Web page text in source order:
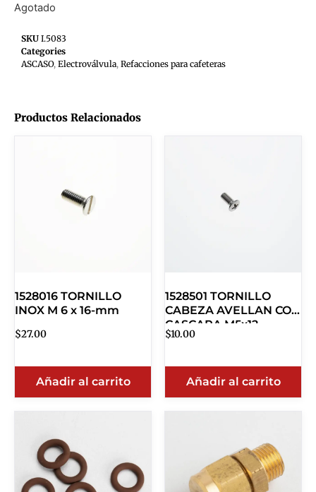
Agotado
SKU I.5083
Categories
ASCASO, Electroválvula, Refacciones para cafeteras
Productos Relacionados
1528016 TORNILLO
INOX M 6 x 16-mm
$27.00
Añadir al carrito
1528501 TORNILLO
CABEZA AVELLAN CON
CASCARA M5x12
$10.00
Añadir al carrito